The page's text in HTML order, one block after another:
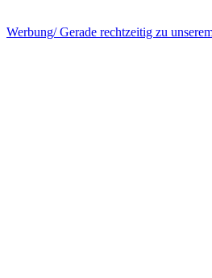
Werbung/ Gerade rechtzeitig zu